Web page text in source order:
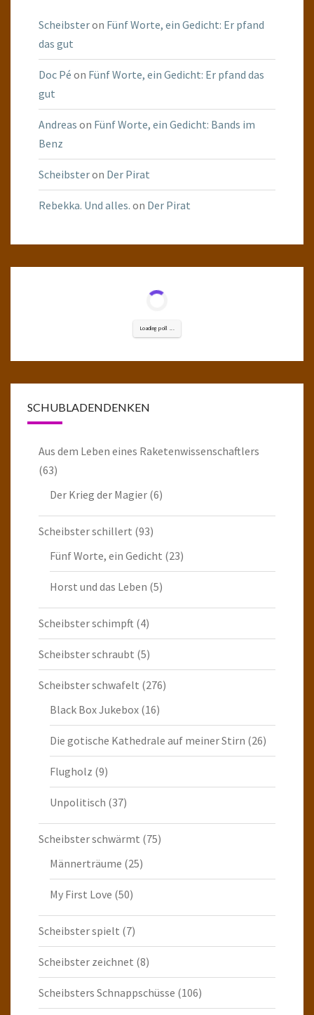
Scheibsteron Fünf Worte, ein Gedicht: Er pfand
das gut
Doc Pé on Fünf Worte, ein Gedicht: Er pfand das
gut
Andreas on Fünf Worte, ein Gedicht: Bands im
Benz
Scheibsteron Der Pirat
Rebekka. Und alles. on Der Pirat
Loading poll ...
SCHUBLADENDENKEN
Aus dem Leben eines Raketenwissenschaftlers
(63)
Der Krieg der Magier (6)
Scheibster schillert (93)
Fünf Worte, ein Gedicht (23)
Horst und das Leben (5)
Scheibster schimpft (4)
Scheibster schraubt (5)
Scheibster schwafelt (276)
Black Box Jukebox (16)
Die gotische Kathedrale auf meiner Stirn (26)
Flugholz (9)
Unpolitisch (37)
Scheibster schwärmt (75)
Männerträume (25)
My First Love (50)
Scheibster spielt (7)
Scheibster zeichnet (8)
Scheibsters Schnappschüsse (106)